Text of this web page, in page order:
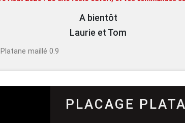
Panneau support
Papier
A bientôt
Laurie et Tom
maillé 0.9
PLACAGE